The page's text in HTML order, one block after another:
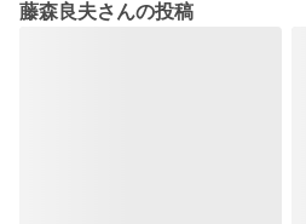
藤森良夫さんの投稿